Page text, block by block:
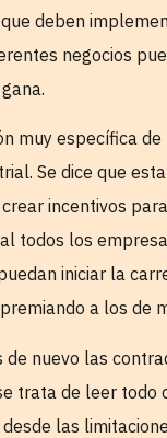
deben
negocios
muy específica
Se dice que
crear incentivos
todos los
iniciar la
a los de
nuevo las
trata de leer todo
las